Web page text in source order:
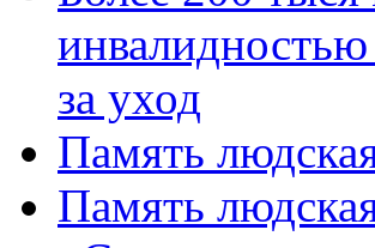
за уход
Память
Память